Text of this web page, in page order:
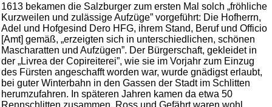
1613 bekamen die Salzburger zum ersten Mal solch „fröhliche
Kurzweilen und zulässige Aufzüge” vorgeführt: Die Hofherrn,
Adel und Hofgesind Dero HFG, ihrem Stand, Beruf und Officio
[Amt] gemäß, „erzeigten sich in unterschiedlichen, schönen
Mascharatten und Aufzügen”. Der Bürgerschaft, gekleidet in
der „Livrea der Copireiterei”, wie sie im Vorjahr zum Einzug
des Fürsten angeschafft worden war, wurde gnädigst erlaubt,
bei guter Winterbahn in den Gassen der Stadt im Schlitten
herumzufahren. In späteren Jahren kamen da etwa 50
Rennschlitten zusammen, Ross und Gefährt waren wohl